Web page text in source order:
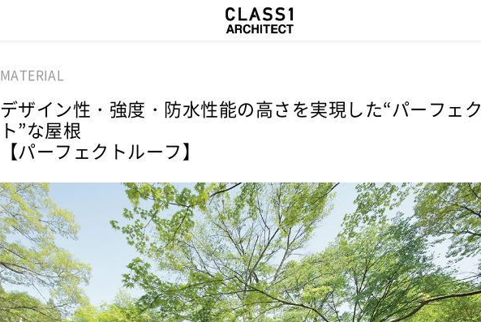
MATERIAL
デザイン性・強度・防水性能の高さを実現した“パーフェク
ト”な屋根
【パーフェクトルーフ】